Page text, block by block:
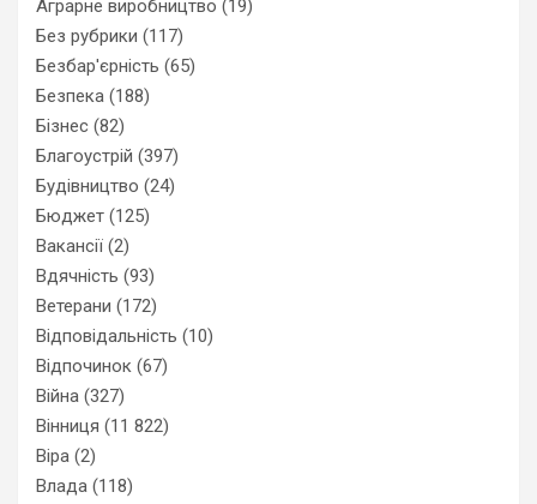
Аграрне виробництво (19)
Без рубрики (117)
Безбар'єрність (65)
Безпека (188)
Бізнес (82)
Благоустрій (397)
Будівництво (24)
Бюджет (125)
Вакансії (2)
Вдячність (93)
Ветерани (172)
Відповідальність (10)
Відпочинок (67)
Війна (327)
Вінниця (11 822)
Віра (2)
Влада (118)